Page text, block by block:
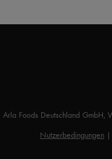
Arla Foods Deutschland
Nutzerbedingungen |